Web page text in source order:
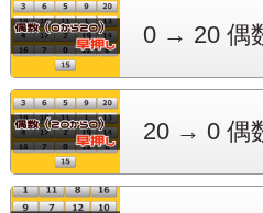
0 → 20 偶
20 → 0 偶